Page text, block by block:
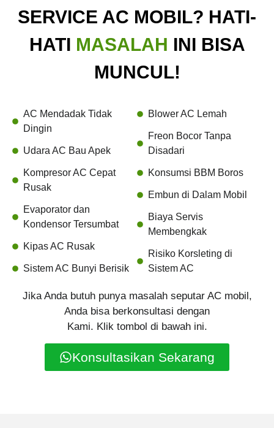
SERVICE AC MOBIL? HATI-
HATI MASALAH INI BISA
MUNCUL!
AC Mendadak Tidak
Dingin
Udara AC Bau Apek
Kompresor AC Cepat
Rusak
Evaporator dan
Kondensor Tersumbat
Kipas AC Rusak
Sistem AC Bunyi Berisik
Blower AC Lemah
Freon Bocor Tanpa
Disadari
Konsumsi BBM Boros
Embun di Dalam Mobil
Biaya Servis
Membengkak
Risiko Korsleting di
Sistem AC
Jika Anda butuh punya masalah seputar AC mobil,
Anda bisa berkonsultasi dengan
Kami. Klik tombol di bawah ini.
Konsultasikan Sekarang